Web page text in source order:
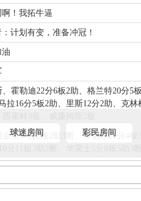
！我拓牛逼
计划有变，准备冲冠！
霍勒迪22分6板2助、格兰特20分5板
拉16分5板2助、里斯12分2助、克林
斯27分2板2助3断、米切尔21分4板3
姆斯3分9板4助2帽、卡尔森1板
球迷房间 彩民房间